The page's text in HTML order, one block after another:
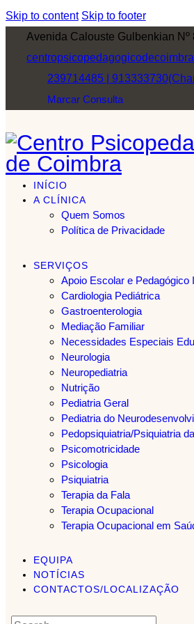
Skip to content Skip to footer
Avenida Calouste Gulbenkian Nº
239714485 | 913333730
Marcar Consulta
INÍCIO
A CLÍNICA
Quem Somos
Política de Privacidade
SERVIÇOS
Apoio Escolar e Pedagógico
Cardiologia Pediátrica
Gastroenterologia
Mediação Familiar
Necessidades Especiais
Neurologia
Neuropediatria
Nutrição
Pediatria Geral
Pediatria do
Pedopsiquiatria/Psiquiatria
Psicomotricidade
Psicologia
Psiquiatria
Terapia da Fala
Terapia Ocupacional
Terapia Ocupacional em
EQUIPA
NOTÍCIAS
CONTACTOS/LOCALIZAÇÃO